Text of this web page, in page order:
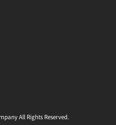
All Rights Reserved.